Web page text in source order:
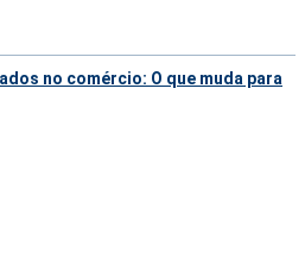
no comércio: O que muda para